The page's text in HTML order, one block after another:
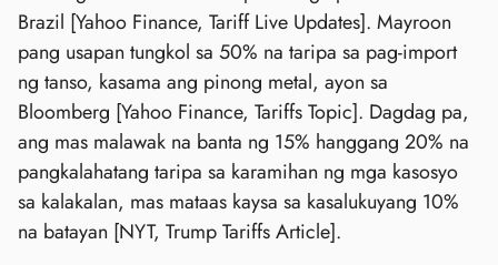
Brazil [Yahoo Finance, Tariff Live Updates]. Mayroon
pang usapan tungkol sa 50% na taripa sa pag-import
ng tanso, kasama ang pinong metal, ayon sa
Bloomberg [Yahoo Finance, Tariffs Topic]. Dagdag pa,
ang mas malawak na banta ng 15% hanggang 20% na
pangkalahatang taripa sa karamihan ng mga kasosyo
sa kalakalan, mas mataas kaysa sa kasalukuyang 10%
na batayan [NYT, Trump Tariffs Article].